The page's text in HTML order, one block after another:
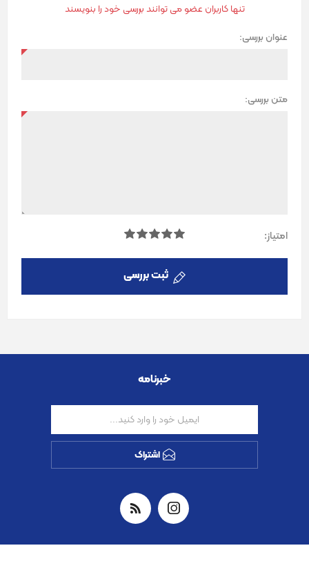
تنها کاربران عضو می توانند بررسی خود را بنویسند
عنوان بررسی:
متن بررسی:
امتیاز:
ثبت بررسی
خبرنامه
اشتراک